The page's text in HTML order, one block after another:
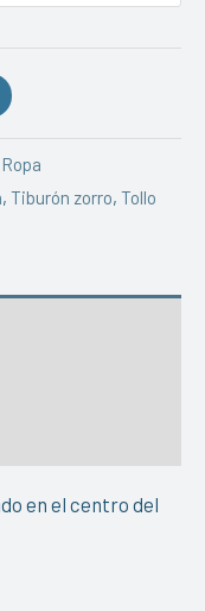
Ropa
, Tiburón zorro, Tollo
en el centro del